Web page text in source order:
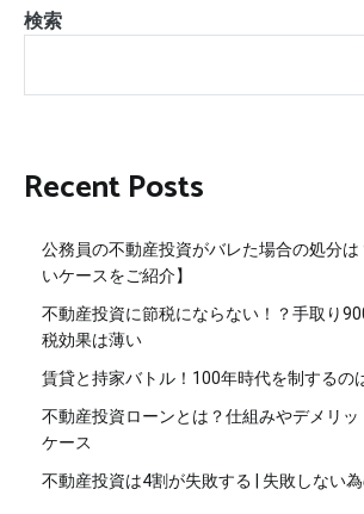
検索
Recent Posts
公務員の不動産投資がバレた場合の処分
いケースをご紹介】
不動産投資に節税にならない！？手取り
税効果は薄い
賃貸と持家バトル！100年時代を制するの
不動産投資ローンとは？仕組みやデメリ
ケース
不動産投資は4割が失敗する | 失敗しない